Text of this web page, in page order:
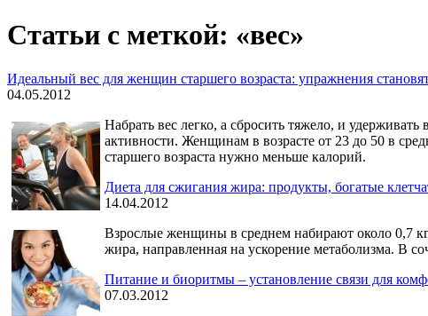
Статьи с меткой: «вес»
Идеальный вес для женщин старшего возраста: упражнения
04.05.2012
Набрать вес легко, а сбросить тяжело, и
активности. Женщинам в возрасте от 23 до 50 в
старшего возраста нужно меньше калорий.
Диета для сжигания жира: продукты, богатые
14.04.2012
Взрослые женщины в среднем набирают около 0,7
жира, направленная на ускорение метаболизма. В
Питание и биоритмы – установление связи для
07.03.2012